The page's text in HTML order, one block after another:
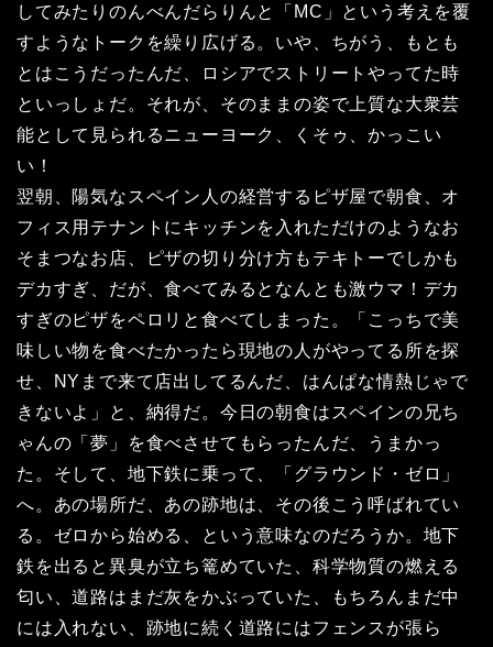
してみたりのんべんだらりんと「MC」という考えを覆
すようなトークを繰り広げる。いや、ちがう、もとも
とはこうだったんだ、ロシアでストリートやってた時
といっしょだ。それが、そのままの姿で上質な大衆芸
能として見られるニューヨーク、くそゥ、かっこい
い！
翌朝、陽気なスペイン人の経営するピザ屋で朝食、オ
フィス用テナントにキッチンを入れただけのようなお
そまつなお店、ピザの切り分け方もテキトーでしかも
デカすぎ、だが、食べてみるとなんとも激ウマ！デカ
すぎのピザをペロリと食べてしまった。「こっちで美
味しい物を食べたかったら現地の人がやってる所を探
せ、NYまで来て店出してるんだ、はんぱな情熱じゃで
きないよ」と、納得だ。今日の朝食はスペインの兄ち
ゃんの「夢」を食べさせてもらったんだ、うまかっ
た。そして、地下鉄に乗って、「グラウンド・ゼロ」
へ。あの場所だ、あの跡地は、その後こう呼ばれてい
る。ゼロから始める、という意味なのだろうか。地下
鉄を出ると異臭が立ち篭めていた、科学物質の燃える
匂い、道路はまだ灰をかぶっていた、もちろんまだ中
には入れない、跡地に続く道路にはフェンスが張ら